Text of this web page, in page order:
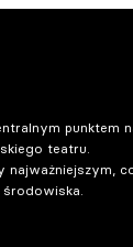
punktem
teatru.
najważniejszym,
środowiska.